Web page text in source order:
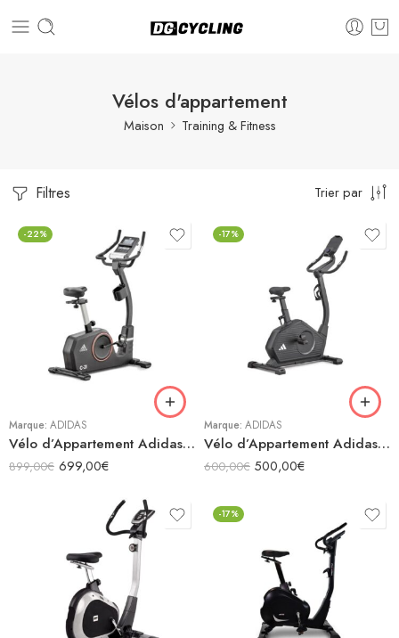
Vélos d'appartement
Maison Training & Fitness
Filtres Trier par
-22%
Marque: ADIDAS
Vélo d’Appartement Adidas One C-21
899,00€ 699,00€
-17%
Marque: ADIDAS
Vélo d’Appartement Adidas One C-24c
600,00€ 500,00€
-17%